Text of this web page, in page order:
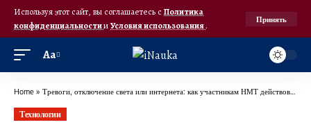
Используя этот сайт, вы соглашаетесь с Политика
конфиденциальностииУсловия использования.
Принять
Аа
Home » Тревоги, отключение света или интернета: как участникам НМТ действовать во время форс-мажоров
Технологии